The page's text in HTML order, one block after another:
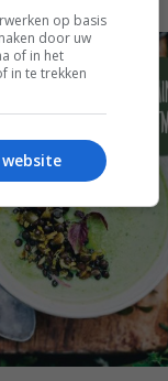
op basis
door uw
of in het
in te trekken